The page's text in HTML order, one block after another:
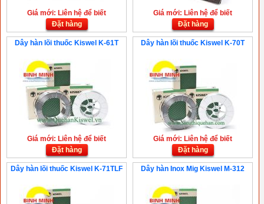
Giá mới: Liên hệ để biết
Đặt hàng
Giá mới: Liên hệ để biết
Đặt hàng
Dây hàn lõi thuốc Kiswel K-61T
Giá mới: Liên hệ để biết
Đặt hàng
Dây hàn lõi thuốc Kiswel K-70T
Giá mới: Liên hệ để biết
Đặt hàng
Dây hàn lõi thuốc Kiswel K-71TLF Dây hàn Inox Mig Kiswel M-312